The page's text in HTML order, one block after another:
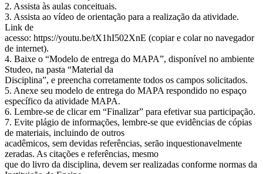
2. Assista às aulas conceituais.
3. Assista ao vídeo de orientação para a realização da atividade.
Link de
acesso: https://youtu.be/tX1hI502XnE (copiar e colar no navegador
de internet).
4. Baixe o “Modelo de entrega do MAPA”, disponível no ambiente
Studeo, na pasta “Material da
Disciplina”, e preencha corretamente todos os campos solicitados.
5. Anexe seu modelo de entrega do MAPA respondido no espaço
específico da atividade MAPA.
6. Lembre-se de clicar em “Finalizar” para efetivar sua participação.
7. Evite plágio de informações, lembre-se que evidências de cópias
de materiais, incluindo de outros
acadêmicos, sem devidas referências, serão inquestionavelmente
zeradas. As citações e referências, mesmo
que do livro da disciplina, devem ser realizadas conforme normas da